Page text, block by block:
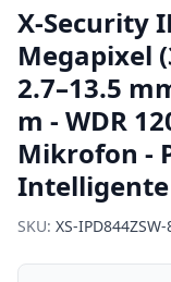
X-Security
Megapixel
2.7–13.5
m - WDR
Mikrofon -
SKU: XS-